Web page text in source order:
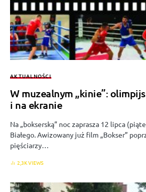
AKTUALNOŚCI
W muzealnym „kinie”:
i na ekranie
Na „bokserską” noc zaprasza 12 lipca
Białego. Awizowany już film „Bokser”
pięściarzy…
2,3K VIEWS